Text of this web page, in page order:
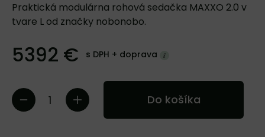
Praktická modulárna rohová sedačka MAXXO 2.0 v
tvare L od značky nobonobo.
5392 € s DPH + doprava
Do košíka